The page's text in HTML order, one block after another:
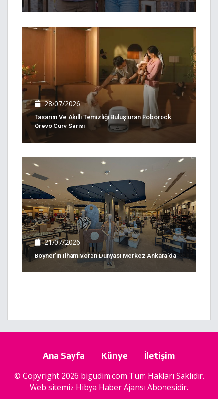
28/07/2026
Tasarım Ve Akıllı Temizliği Buluşturan Roborock
Qrevo Curv Serisi
21/07/2026
Boyner’in Ilham Veren Dünyası Merkez Ankara’da
Ana Sayfa Künye İletişim
© Copyright 2026 bigudim.com Tüm Hakları Saklıdır.
Web sitemiz Hibya Haber Ajansı Abonesidir.